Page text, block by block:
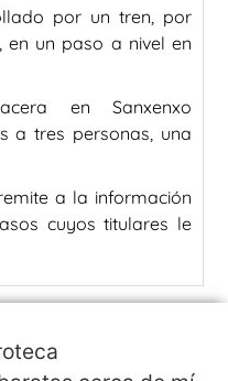
por un tren, por
en un paso a nivel en
en Sanxenxo
a tres personas, una
a la información
cuyos titulares le